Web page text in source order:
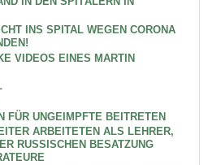
INS SPITAL WEGEN CORONA
VIDEOS EINES MARTIN
FÜR UNGEIMPFTE BEITRETEN
ARBEITETEN ALS LEHRER,
RUSSISCHEN BESATZUNG